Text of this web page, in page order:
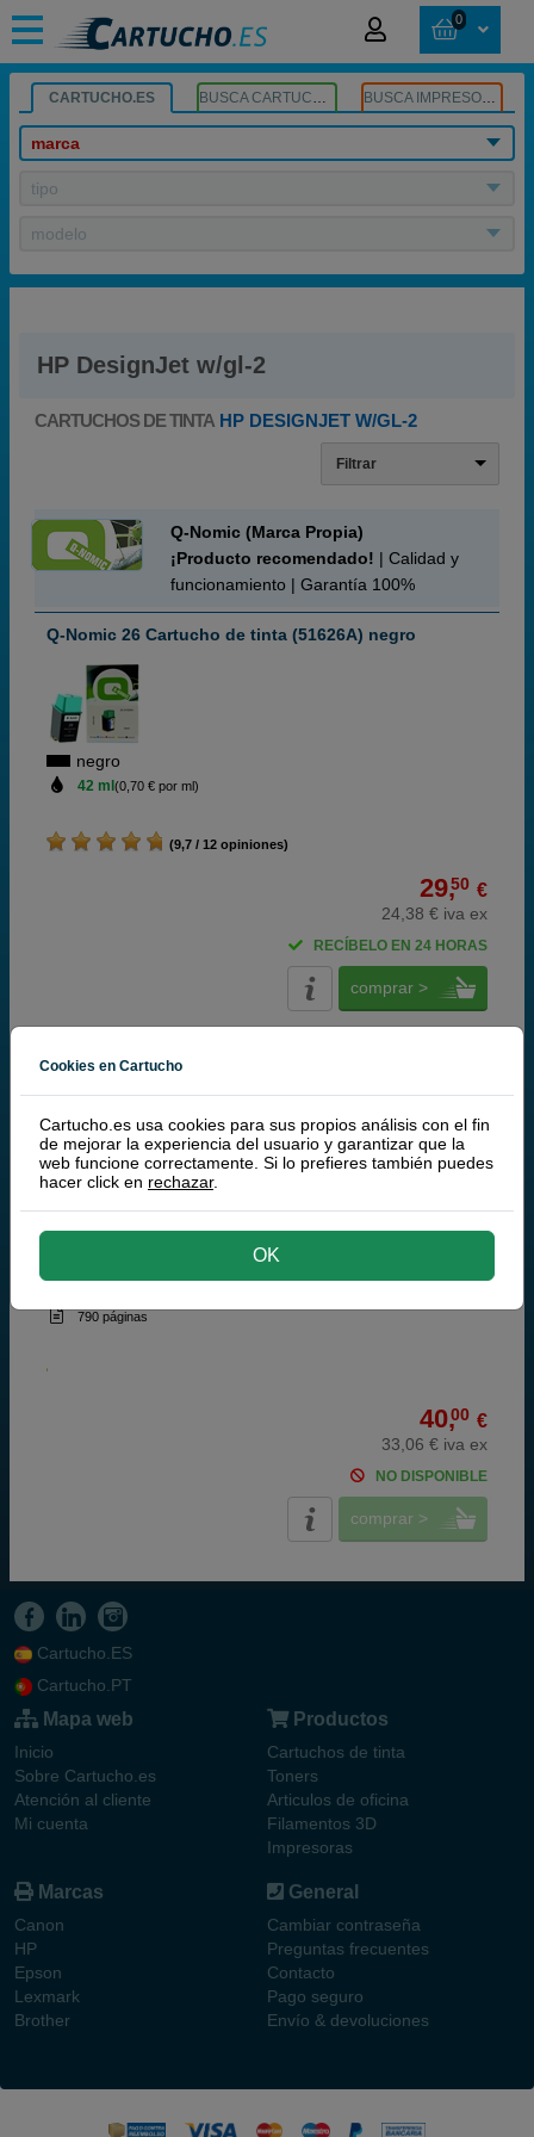
0
CARTUCHO.ES BUSCA CARTUCHOS BUSCA IMPRESORA
marca
tipo
modelo
HP DesignJet w/gl-2
CARTUCHOS DE TINTA HP DESIGNJET W/GL-2
Filtrar
Q-Nomic (Marca Propia)
¡Producto recomendado! | Calidad y
funcionamiento | Garantía 100%
Q-Nomic 26 Cartucho de tinta (51626A) negro
negro
42 ml (0,70 € por ml)
(9,7 / 12 opiniones)
29,50 €
24,38 € iva ex
RECÍBELO EN 24 HORAS
comprar >
HP 26 Cartucho de tinta negro (HP 51626A)
790 páginas
40,00 €
33,06 € iva ex
NO DISPONIBLE
comprar >
Cartucho.ES
Cartucho.PT
Mapa web
Inicio
Sobre Cartucho.es
Atención al cliente
Mi cuenta
Productos
Cartuchos de tinta
Toners
Articulos de oficina
Filamentos 3D
Impresoras
Marcas
Canon
HP
Epson
Lexmark
Brother
General
Cambiar contraseña
Preguntas frecuentes
Contacto
Pago seguro
Envío & devoluciones
Cookies en Cartucho
Cartucho.es usa cookies para sus propios análisis con el fin
de mejorar la experiencia del usuario y garantizar que la
web funcione correctamente. Si lo prefieres también puedes
hacer click en rechazar.
OK